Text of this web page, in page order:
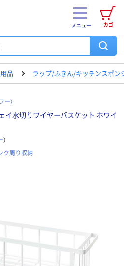
カゴ
メニュー
品 ラップ/ふきん/キッチンスポン
ー）
イ水切りワイヤーバスケット ホワイ
）
ク周り収納